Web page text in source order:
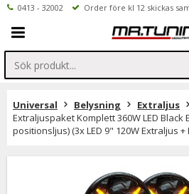
0413 - 32002 Order före kl 12 skickas
Universal Belysning Extraljus
Extraljuspaket Komplett 360W LED
positionsljus) (3x LED 9" 120W Extraljus